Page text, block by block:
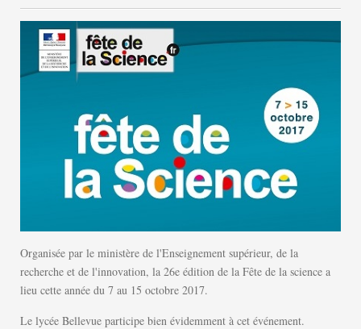
Organisée par le ministère de l'Enseignement supérieur, de la
recherche et de l'innovation, la 26e édition de la Fête de la science a
lieu cette année du 7 au 15 octobre 2017.
Le lycée Bellevue participe bien évidemment à cet événement.